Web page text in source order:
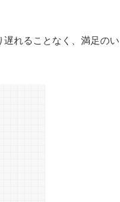
れることなく、満足のい